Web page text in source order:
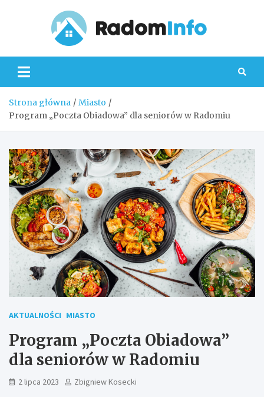
Strona główna
Miasto
Program „Poczta Obiadowa” dla seniorów w Radomiu
AKTUALNOŚCI MIASTO
Program „Poczta Obiadowa”
dla seniorów w Radomiu
2 lipca 2023 Zbigniew Kosecki